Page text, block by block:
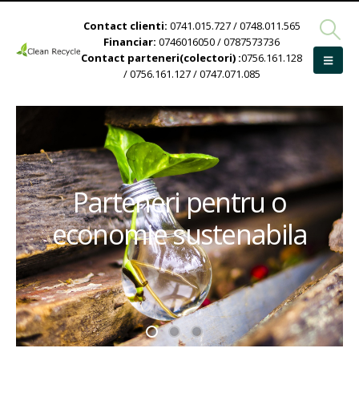
Contact clienti: 0741.015.727 / 0748.011.565
Financiar: 0746016050 / 0787573736
Contact parteneri(colectori) :0756.161.128
/ 0756.161.127 / 0747.071.085
Parteneri pentru o
economie sustenabila